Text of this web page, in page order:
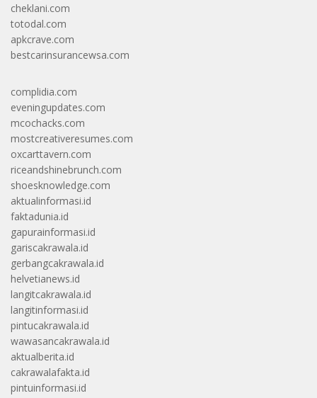
cheklani.com
totodal.com
apkcrave.com
bestcarinsurancewsa.com
complidia.com
eveningupdates.com
mcochacks.com
mostcreativeresumes.com
oxcarttavern.com
riceandshinebrunch.com
shoesknowledge.com
aktualinformasi.id
faktadunia.id
gapurainformasi.id
gariscakrawala.id
gerbangcakrawala.id
helvetianews.id
langitcakrawala.id
langitinformasi.id
pintucakrawala.id
wawasancakrawala.id
aktualberita.id
cakrawalafakta.id
pintuinformasi.id